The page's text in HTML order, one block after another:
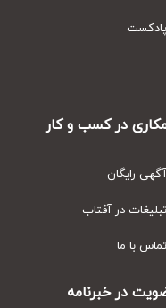
در کسب و کار
رایگان
در آفتاب
با ما
در خبرنامه